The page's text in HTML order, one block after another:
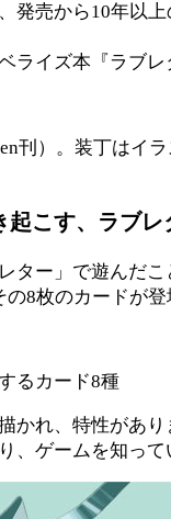
発売から10年以
イズ本『ラブレ
刊）。装丁はイ
こす、ラブレ
ター」で遊んだこ
8枚のカードが
るカード8種
かれ、特性があり
、ゲームを知っ